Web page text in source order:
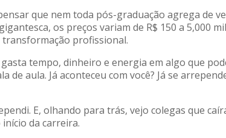
que nem toda pós-graduação agrega de
os preços variam de R$ 150 a 5,000
profissional.
gasta tempo, dinheiro e energia em algo que
de aula. Já aconteceu com você? Já se
E, olhando para trás, vejo colegas que
da carreira.